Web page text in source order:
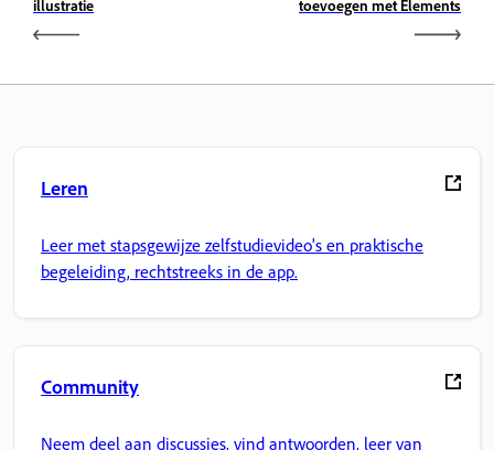
illustratie
toevoegen met Elements
Leren
Leer met stapsgewijze zelfstudievideo's en praktische
begeleiding, rechtstreeks in de app.
Community
Neem deel aan discussies, vind antwoorden, leer van